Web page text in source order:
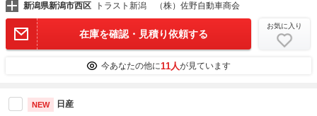
新潟県新潟市西区 トラスト新潟 （株）佐野自動車商会
在庫を確認・見積り依頼する
お気に入り
今あなたの他に11人が見ています
NEW 日産